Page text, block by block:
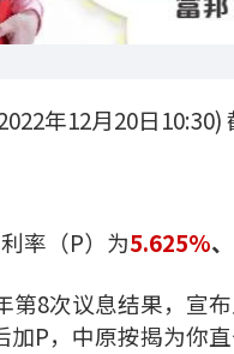
年12月20日
率（P）为5.625%、
第8次议息结果，宣
P，中原按揭为你